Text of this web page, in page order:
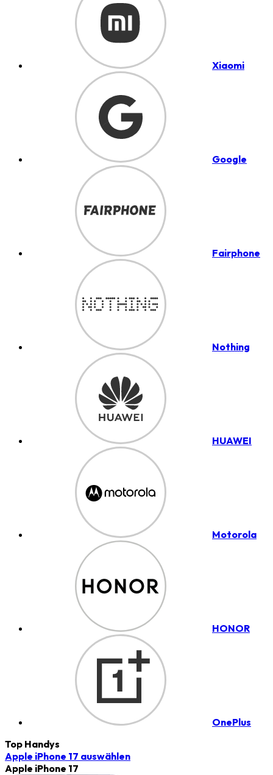
Xiaomi
Google
Fairphone
Nothing
HUAWEI
Motorola
HONOR
OnePlus
Top Handys
Apple iPhone 17 auswählen
Apple iPhone 17